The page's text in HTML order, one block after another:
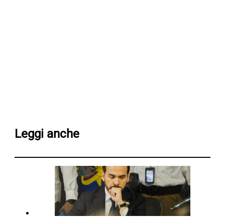
Leggi anche